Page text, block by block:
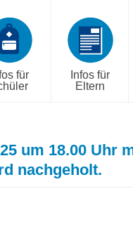
für
Infos für
Eltern
um 18.00 Uhr
nachgeholt.